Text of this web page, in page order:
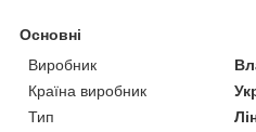
Основні
Виробник
Країна виробник
Тип